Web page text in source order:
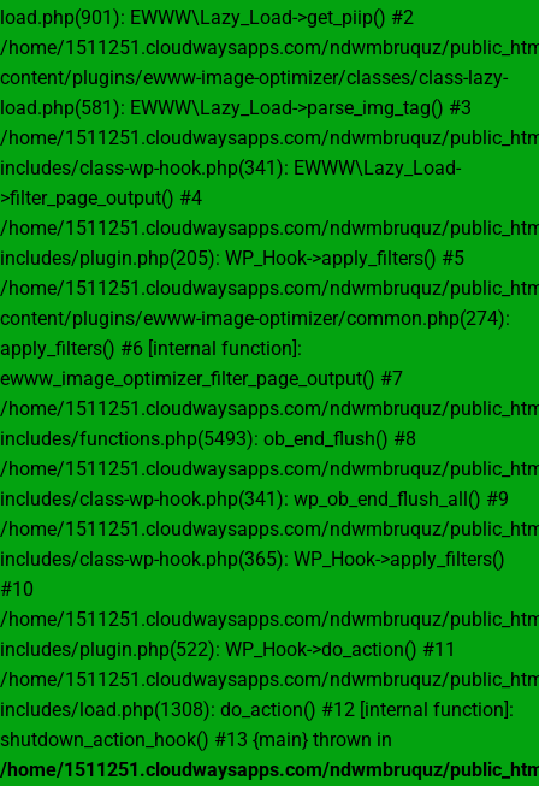
load.php(901): EWWW\Lazy_Load->get_piip() #2
/home/1511251.cloudwaysapps.com/ndwmbruquz/
content/plugins/ewww-image-optimizer/classes/class-lazy-
load.php(581): EWWW\Lazy_Load->parse_img_tag() #3
/home/1511251.cloudwaysapps.com/ndwmbruquz/
includes/class-wp-hook.php(341): EWWW\Lazy_Load-
>filter_page_output() #4
/home/1511251.cloudwaysapps.com/ndwmbruquz/
includes/plugin.php(205): WP_Hook->apply_filters() #5
/home/1511251.cloudwaysapps.com/ndwmbruquz/
content/plugins/ewww-image-optimizer/common.php(274):
apply_filters() #6 [internal function]:
ewww_image_optimizer_filter_page_output() #7
/home/1511251.cloudwaysapps.com/ndwmbruquz/
includes/functions.php(5493): ob_end_flush() #8
/home/1511251.cloudwaysapps.com/ndwmbruquz/
includes/class-wp-hook.php(341): wp_ob_end_flush_all() #9
/home/1511251.cloudwaysapps.com/ndwmbruquz/
includes/class-wp-hook.php(365): WP_Hook->apply_filters()
#10
/home/1511251.cloudwaysapps.com/ndwmbruquz/
includes/plugin.php(522): WP_Hook->do_action() #11
/home/1511251.cloudwaysapps.com/ndwmbruquz/
includes/load.php(1308): do_action() #12 [internal function]:
shutdown_action_hook() #13 {main} thrown in
/home/1511251.cloudwaysapps.com/ndwmbruquz/